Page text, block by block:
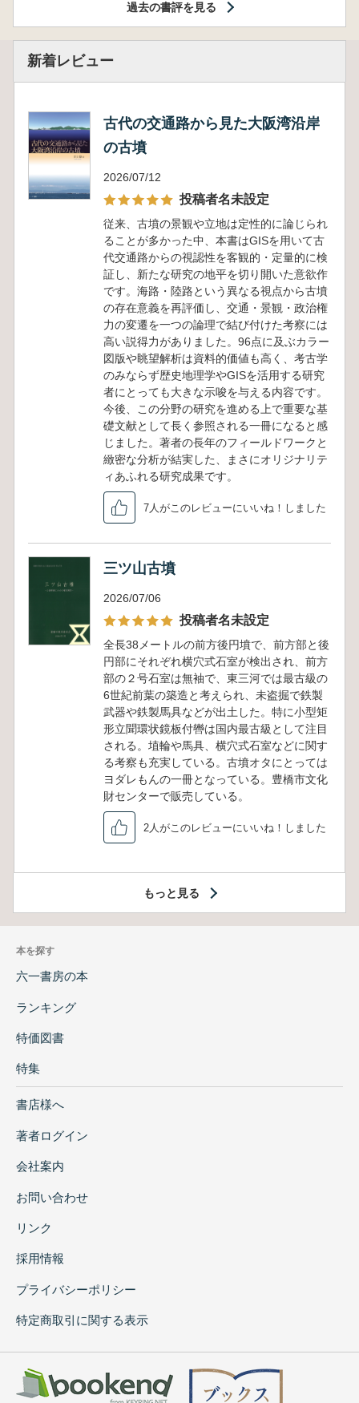
過去の書評を見る
新着レビュー
古代の交通路から見た大阪湾沿岸
の古墳
2026/07/12
投稿者名未設定
従来、古墳の景観や立地は定性的に論じられ
ることが多かった中、本書はGISを用いて古
代交通路からの視認性を客観的・定量的に検
証し、新たな研究の地平を切り開いた意欲作
です。海路・陸路という異なる視点から古墳
の存在意義を再評価し、交通・景観・政治権
力の変遷を一つの論理で結び付けた考察には
高い説得力がありました。96点に及ぶカラー
図版や眺望解析は資料的価値も高く、考古学
のみならず歴史地理学やGISを活用する研究
者にとっても大きな示唆を与える内容です。
今後、この分野の研究を進める上で重要な基
礎文献として長く参照される一冊になると感
じました。著者の長年のフィールドワークと
緻密な分析が結実した、まさにオリジナリテ
ィあふれる研究成果です。
7人がこのレビューにいいね！しました
三ツ山古墳
2026/07/06
投稿者名未設定
全長38メートルの前方後円墳で、前方部と後
円部にそれぞれ横穴式石室が検出され、前方
部の２号石室は無袖で、東三河では最古級の
6世紀前葉の築造と考えられ、未盗掘で鉄製
武器や鉄製馬具などが出土した。特に小型矩
形立聞環状鏡板付轡は国内最古級として注目
される。埴輪や馬具、横穴式石室などに関す
る考察も充実している。古墳オタにとっては
ヨダレもんの一冊となっている。豊橋市文化
財センターで販売している。
2人がこのレビューにいいね！しました
もっと見る
本を探す
六一書房の本
ランキング
特価図書
特集
書店様へ
著者ログイン
会社案内
お問い合わせ
リンク
採用情報
プライバシーポリシー
特定商取引に関する表示